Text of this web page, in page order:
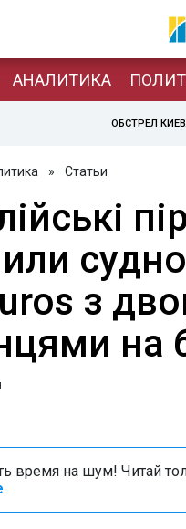
АНАЛИТИКА
ОБСТРЕЛ
» Статьи
з
на
время на шум! Читай